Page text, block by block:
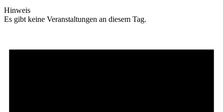
Hinweis
Es gibt keine Veranstaltungen an diesem Tag.